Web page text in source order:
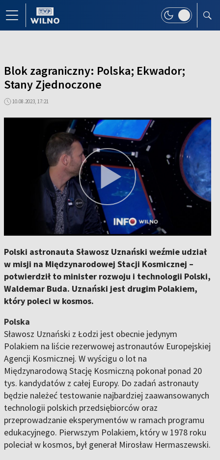
Blok zagraniczny: Polska; Ekwador;
Stany Zjednoczone
10.08.2023, 17:21
Polski astronauta Sławosz Uznański weźmie udział
w misji na Międzynarodowej Stacji Kosmicznej –
potwierdził to minister rozwoju i technologii Polski,
Waldemar Buda. Uznański jest drugim Polakiem,
który poleci w kosmos.
Polska
Sławosz Uznański z Łodzi jest obecnie jedynym
Polakiem na liście rezerwowej astronautów Europejskiej
Agencji Kosmicznej. W wyścigu o lot na
Międzynarodową Stację Kosmiczną pokonał ponad 20
tys. kandydatów z całej Europy. Do zadań astronauty
będzie należeć testowanie najbardziej zaawansowanych
technologii polskich przedsiębiorców oraz
przeprowadzanie eksperymentów w ramach programu
edukacyjnego. Pierwszym Polakiem, który w 1978 roku
poleciał w kosmos, był generał Mirosław Hermaszewski.